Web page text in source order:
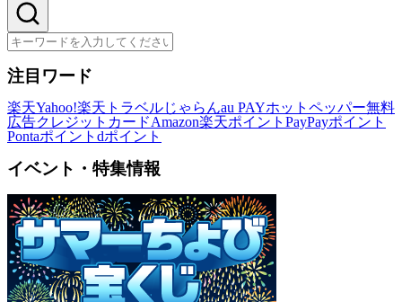
注目ワード
楽天Yahoo!楽天トラベルじゃらんau PAYホットペッパー無料
広告クレジットカードAmazon楽天ポイント PayPayポイント
Pontaポイント dポイント
イベント・特集情報